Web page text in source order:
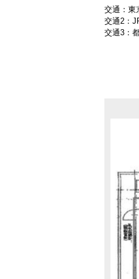
交通：東
交通2：
交通3：